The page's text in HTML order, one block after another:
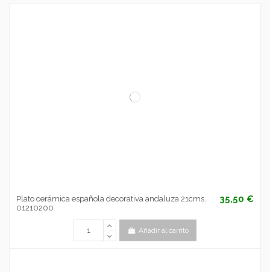
Plato cerámica española decorativa andaluza 21cms.
01210200
35,50 €
Añadir al carrito